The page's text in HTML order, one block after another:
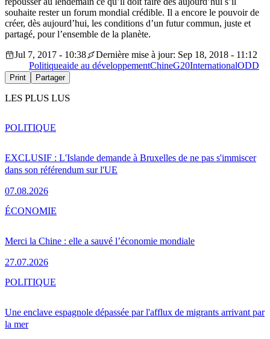
souhaite rester un forum mondial crédible. Il a encore le pouvoir de
créer, dès aujourd’hui, les conditions d’un futur commun, juste et
partagé, pour l’ensemble de la planète.
Jul 7, 2017 - 10:38
Dernière mise à jour: Sep 18, 2018 - 11:12
Politiqueaide au développementChineG20InternationalODD
Print Partager
LES PLUS LUS
EXCLUSIF : L'Islande demande à Bruxelles de ne pas s'immiscer
dans son référendum sur l'UE
07.08.2026
POLITIQUE
Merci la Chine : elle a sauvé l’économie mondiale
27.07.2026
ÉCONOMIE
Une enclave espagnole dépassée par l'afflux de migrants arrivant par
la mer
POLITIQUE